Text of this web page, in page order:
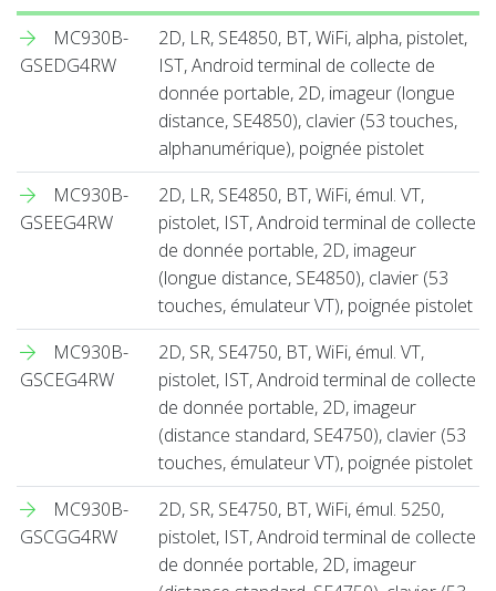
MC930B-
GSEDG4RW
2D, LR, SE4850, BT, WiFi, alpha, pistolet,
IST, Android terminal de collecte de
donnée portable, 2D, imageur (longue
distance, SE4850), clavier (53 touches,
alphanumérique), poignée pistolet
MC930B-
GSEEG4RW
2D, LR, SE4850, BT, WiFi, émul. VT,
pistolet, IST, Android terminal de collecte
de donnée portable, 2D, imageur
(longue distance, SE4850), clavier (53
touches, émulateur VT), poignée pistolet
MC930B-
GSCEG4RW
2D, SR, SE4750, BT, WiFi, émul. VT,
pistolet, IST, Android terminal de collecte
de donnée portable, 2D, imageur
(distance standard, SE4750), clavier (53
touches, émulateur VT), poignée pistolet
MC930B-
GSCGG4RW
2D, SR, SE4750, BT, WiFi, émul. 5250,
pistolet, IST, Android terminal de collecte
de donnée portable, 2D, imageur